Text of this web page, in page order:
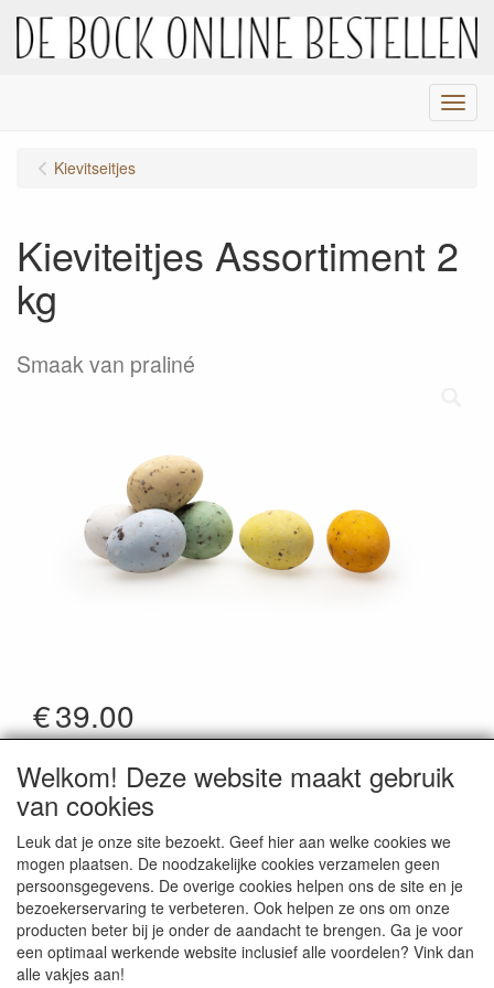
Menu
Kievitseitjes
Kieviteitjes Assortiment 2
kg
Smaak van praliné
€39.00
*Prijzen zijn inclusief btw
Artikelcode: DBKVTASS2
CONTACTGEGEVENS
Doopsuiker De Snoeperie | Borkelstraat 61, B-
Welkom! Deze website maakt gebruik
van cookies
Leuk dat je onze site bezoekt. Geef hier aan welke cookies we
mogen plaatsen. De noodzakelijke cookies verzamelen geen
persoonsgegevens. De overige cookies helpen ons de site en je
bezoekerservaring te verbeteren. Ook helpen ze ons om onze
producten beter bij je onder de aandacht te brengen. Ga je voor
een optimaal werkende website inclusief alle voordelen? Vink dan
alle vakjes aan!